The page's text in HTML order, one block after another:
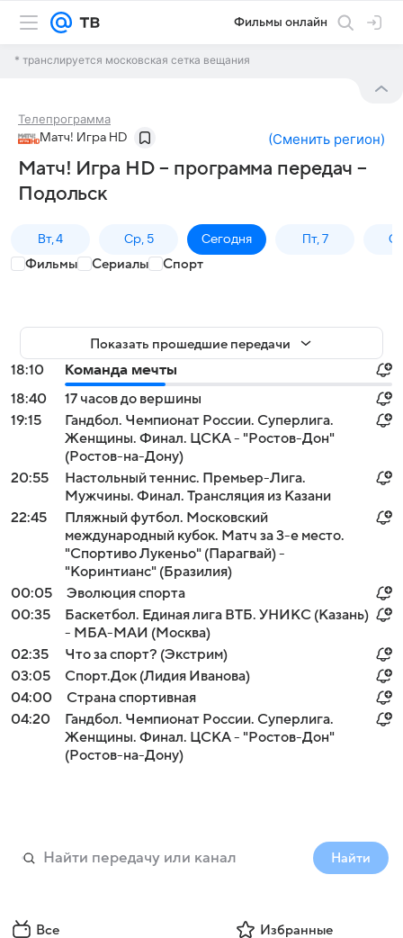
Фильмы онлайн
* транслируется московская сетка вещания
Телепрограмма
Матч! Игра HD (Сменить регион)
Матч! Игра HD – программа передач –
Подольск
Вт, 4 Ср, 5 Сегодня Пт, 7
Фильмы Сериалы Спорт
Показать прошедшие передачи
18:10
Команда мечты
18:40
17 часов до вершины
19:15
Гандбол. Чемпионат России. Суперлига.
Женщины. Финал. ЦСКА - "Ростов-Дон"
(Ростов-на-Дону)
20:55
Настольный теннис. Премьер-Лига.
Мужчины. Финал. Трансляция из Казани
22:45
Пляжный футбол. Московский
международный кубок. Матч за 3-е место.
"Спортиво Лукеньо" (Парагвай) -
"Коринтианс" (Бразилия)
00:05
Эволюция спорта
00:35
Баскетбол. Единая лига ВТБ. УНИКС (Казань)
- МБА-МАИ (Москва)
02:35
Что за спорт? (Экстрим)
03:05
Спорт.Док (Лидия Иванова)
04:00
Страна спортивная
04:20
Гандбол. Чемпионат России. Суперлига.
Женщины. Финал. ЦСКА - "Ростов-Дон"
(Ростов-на-Дону)
Найти
Все Избранные